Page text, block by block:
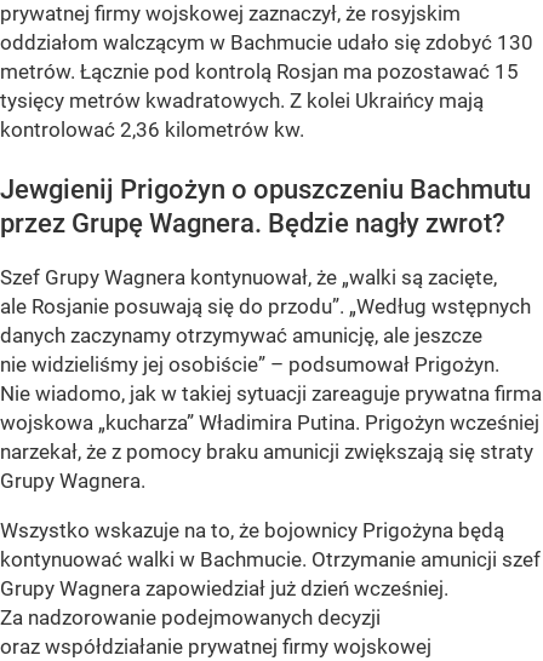
prywatnej firmy wojskowej zaznaczył, że rosyjskim
oddziałom walczącym w Bachmucie udało się zdobyć 130
metrów. Łącznie pod kontrolą Rosjan ma pozostawać 15
tysięcy metrów kwadratowych. Z kolei Ukraińcy mają
kontrolować 2,36 kilometrów kw.
Jewgienij Prigożyn o opuszczeniu Bachmutu
przez Grupę Wagnera. Będzie nagły zwrot?
Szef Grupy Wagnera kontynuował, że „walki są zacięte,
ale Rosjanie posuwają się do przodu”. „Według wstępnych
danych zaczynamy otrzymywać amunicję, ale jeszcze
nie widzieliśmy jej osobiście” – podsumował Prigożyn.
Nie wiadomo, jak w takiej sytuacji zareaguje prywatna firma
wojskowa „kucharza” Władimira Putina. Prigożyn wcześniej
narzekał, że z pomocy braku amunicji zwiększają się straty
Grupy Wagnera.
Wszystko wskazuje na to, że bojownicy Prigożyna będą
kontynuować walki w Bachmucie. Otrzymanie amunicji szef
Grupy Wagnera zapowiedział już dzień wcześniej.
Za nadzorowanie podejmowanych decyzji
oraz współdziałanie prywatnej firmy wojskowej